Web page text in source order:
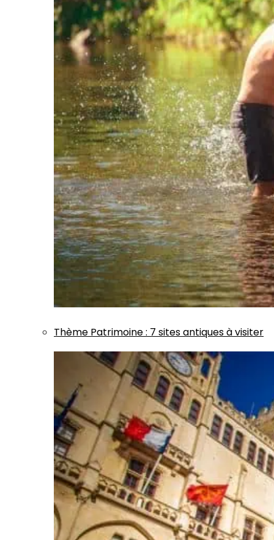
Thème Patrimoine: 7 sites antiques à visiter